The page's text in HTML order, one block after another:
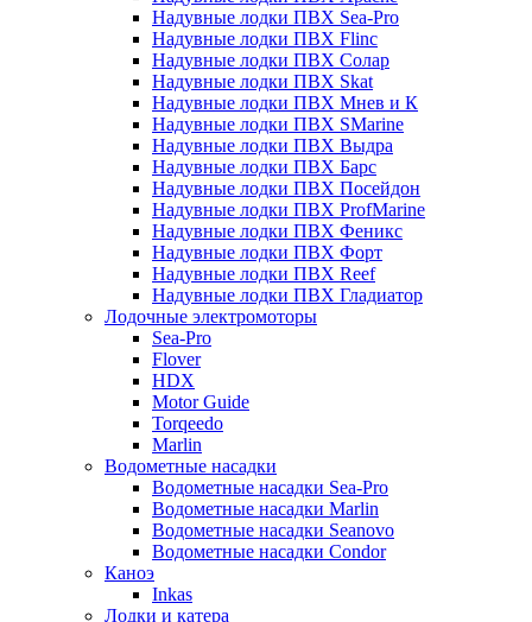
Надувные лодки ПВХ Sea-Pro
Надувные лодки ПВХ Flinc
Надувные лодки ПВХ Солар
Надувные лодки ПВХ Skat
Надувные лодки ПВХ Мнев и К
Надувные лодки ПВХ SMarine
Надувные лодки ПВХ Выдра
Надувные лодки ПВХ Барс
Надувные лодки ПВХ Посейдон
Надувные лодки ПВХ ProfMarine
Надувные лодки ПВХ Феникс
Надувные лодки ПВХ Форт
Надувные лодки ПВХ Reef
Надувные лодки ПВХ Гладиатор
Лодочные электромоторы
Sea-Pro
Flover
HDX
Motor Guide
Torqeedo
Marlin
Водометные насадки
Водометные насадки Sea-Pro
Водометные насадки Marlin
Водометные насадки Seanovo
Водометные насадки Condor
Каноэ
Inkas
Лодки и катера